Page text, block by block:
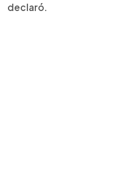
declaró.